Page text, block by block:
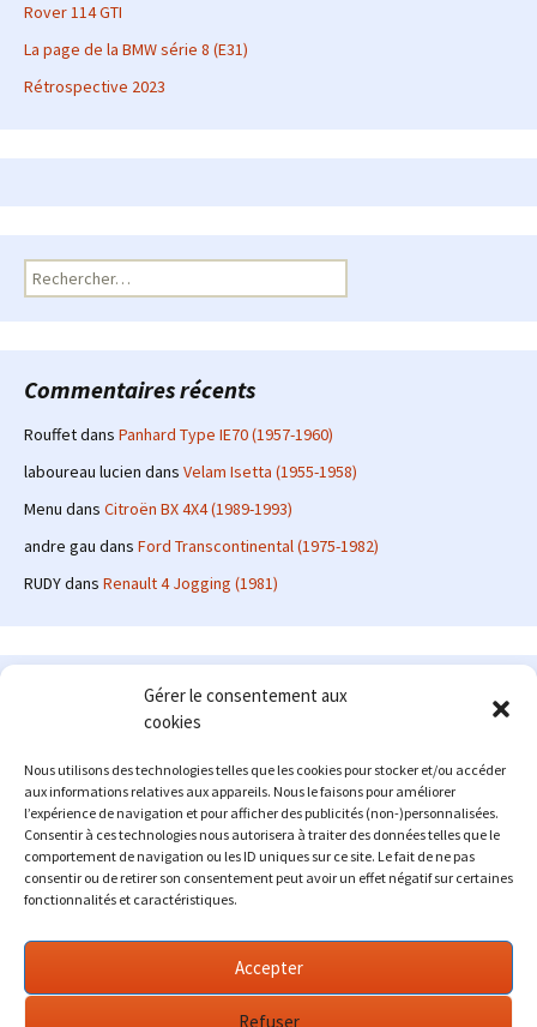
Gérer le consentement aux
cookies
Nous utilisons des technologies telles que les cookies pour stocker et/ou accéder
aux informations relatives aux appareils. Nous le faisons pour améliorer
l’expérience de navigation et pour afficher des publicités (non-)personnalisées.
Consentir à ces technologies nous autorisera à traiter des données telles que le
comportement de navigation ou les ID uniques sur ce site. Le fait de ne pas
consentir ou de retirer son consentement peut avoir un effet négatif sur certaines
fonctionnalités et caractéristiques.
Accepter
Refuser
Rover 114 GTI
La page de la BMW série 8 (E31)
Rétrospective 2023
Rechercher :
Commentaires récents
Rouffetdans Panhard Type IE70 (1957-1960)
laboureau lucien dans Velam Isetta (1955-1958)
Menu dans Citroën BX 4X4 (1989-1993)
andre gau dans Ford Transcontinental (1975-1982)
RUDYdans Renault 4 Jogging (1981)
Le site en quelques mots
: passionné d'automobile ancienne depuis de
nombreuses années, j'ai commencé à partager ma passion sur
internet à partir de 2009 au travers d'un blog qui a connu un relatif
succès. Fin 2013, je décide de prendre mon autonomie et me lancer
avec mon propre site : l'Automobile Ancienne.
Me contacter : alex(at)lautomobileancienne.com